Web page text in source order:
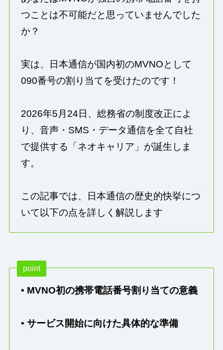
つことは不可能だと思っていませんでした
か？
実は、日本通信が国内初のMVNOとして
090番号の割り当てを受けたのです！
2026年5月24日、総務省の制度改正によ
り、音声・SMS・データ通信を全て自社
で提供する「ネオキャリア」が誕生しま
す。
この記事では、日本通信の歴史的快挙につ
いて以下の点を詳しく解説します
point
• MVNO初の携帯電話番号割り当ての意義
• サービス開始に向けた具体的な準備